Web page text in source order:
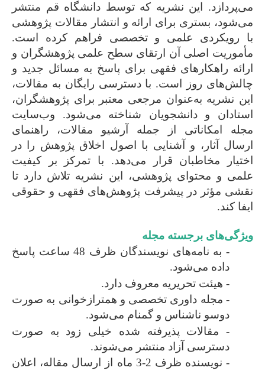
می‌پردازد. این نشریه که توسط دانشگاه قم منتشر
می‌شود، بستری برای ارائه و انتشار مقالات پژوهشی
با رویکردی علمی و تخصصی فراهم کرده است.
مأموریت اصلی آن ارتقای سطح علمی پژوهشگران و
ارائه راهکارهای فقهی برای پاسخ به مسائل جدید و
چالش‌های روز است. با دسترسی رایگان به مقالات،
این نشریه به‌عنوان مرجعی معتبر برای پژوهشگران،
استادان و دانشجویان شناخته می‌شود. وب‌سایت
مجله امکاناتی از جمله آرشیو مقالات، راهنمای
ارسال آثار، و آشنایی با اصول اخلاق پژوهش را در
اختیار مخاطبان قرار می‌دهد. با تمرکز بر کیفیت
علمی و محتوای پژوهشی، این نشریه تلاش دارد تا
نقشی مؤثر در پیشرفت پژوهش‌های فقهی و حقوقی
ایفا کند.
ویژگی‌های برجسته مجله
- به نامه‌های نویسندگان ظرف 48 ساعت پاسخ
داده می‌شود.
- هیئت تحریریه معروف دارد.
- مجله داوری تخصصی و همترازخوانی به صورت
دوسو ناشناس و گمنام می‌شود.
- مقالات پذیرفته شده خیلی زود به صورت
دسترسی آزاد منتشر می‌شوند.
- نویسنده ظرف 2-3 ماه از ارسال مقاله، اعلان